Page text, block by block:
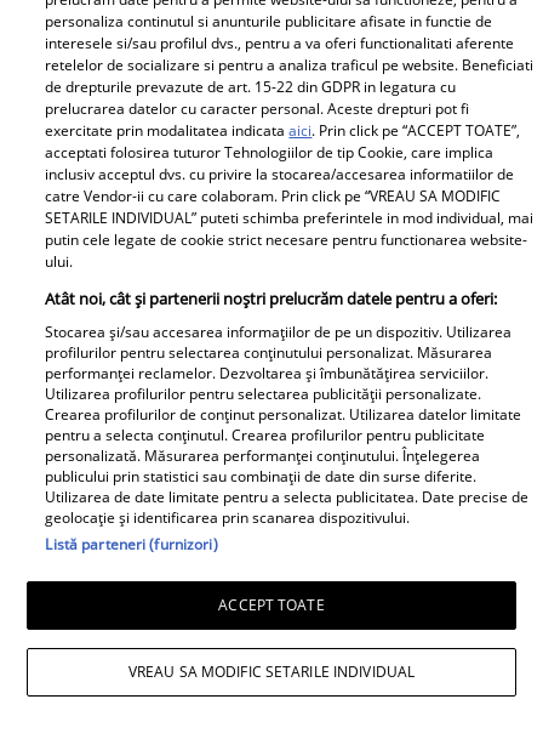
Maria Avram, de la Insula Iubirii, s-a
enervat după o replică dată de ispita
Oana Monea. Fostă concurentă a
recunoscut bătaia din sezonul trecut
personaliza continutul si anunturile publicitare afisate in functie de
interesele si/sau profilul dvs., pentru a va oferi functionalitati aferente
retelelor de socializare si pentru a analiza traficul pe website. Beneficiati
de drepturile prevazute de art. 15-22 din GDPR in legatura cu
prelucrarea datelor cu caracter personal. Aceste drepturi pot fi
exercitate prin modalitatea indicataaici. Prin click pe “ACCEPT TOATE”,
acceptati folosirea tuturor Tehnologiilor de tip Cookie, care implica
inclusiv acceptul dvs. cu privire la stocarea/accesarea informatiilor de
catre Vendor-ii cu care colaboram. Prin click pe “VREAU SA MODIFIC
SETARILE INDIVIDUAL” puteti schimba preferintele in mod individual, mai
putin cele legate de cookie strict necesare pentru functionarea website-
ului.
Atât noi, cât și partenerii noștri prelucrăm datele pentru a oferi:
Stocarea și/sau accesarea informațiilor de pe un dispozitiv. Utilizarea
profilurilor pentru selectarea conținutului personalizat. Măsurarea
performanței reclamelor. Dezvoltarea și îmbunătățirea serviciilor.
Utilizarea profilurilor pentru selectarea publicității personalizate.
Crearea profilurilor de conținut personalizat. Utilizarea datelor limitate
pentru a selecta conținutul. Crearea profilurilor pentru publicitate
personalizată. Măsurarea performanței conținutului. Înțelegerea
publicului prin statistici sau combinații de date din surse diferite.
Utilizarea de date limitate pentru a selecta publicitatea. Date precise de
geolocație și identificarea prin scanarea dispozitivului.
Listă parteneri (furnizori)
ACCEPT TOATE
VREAU SA MODIFIC SETARILE INDIVIDUAL